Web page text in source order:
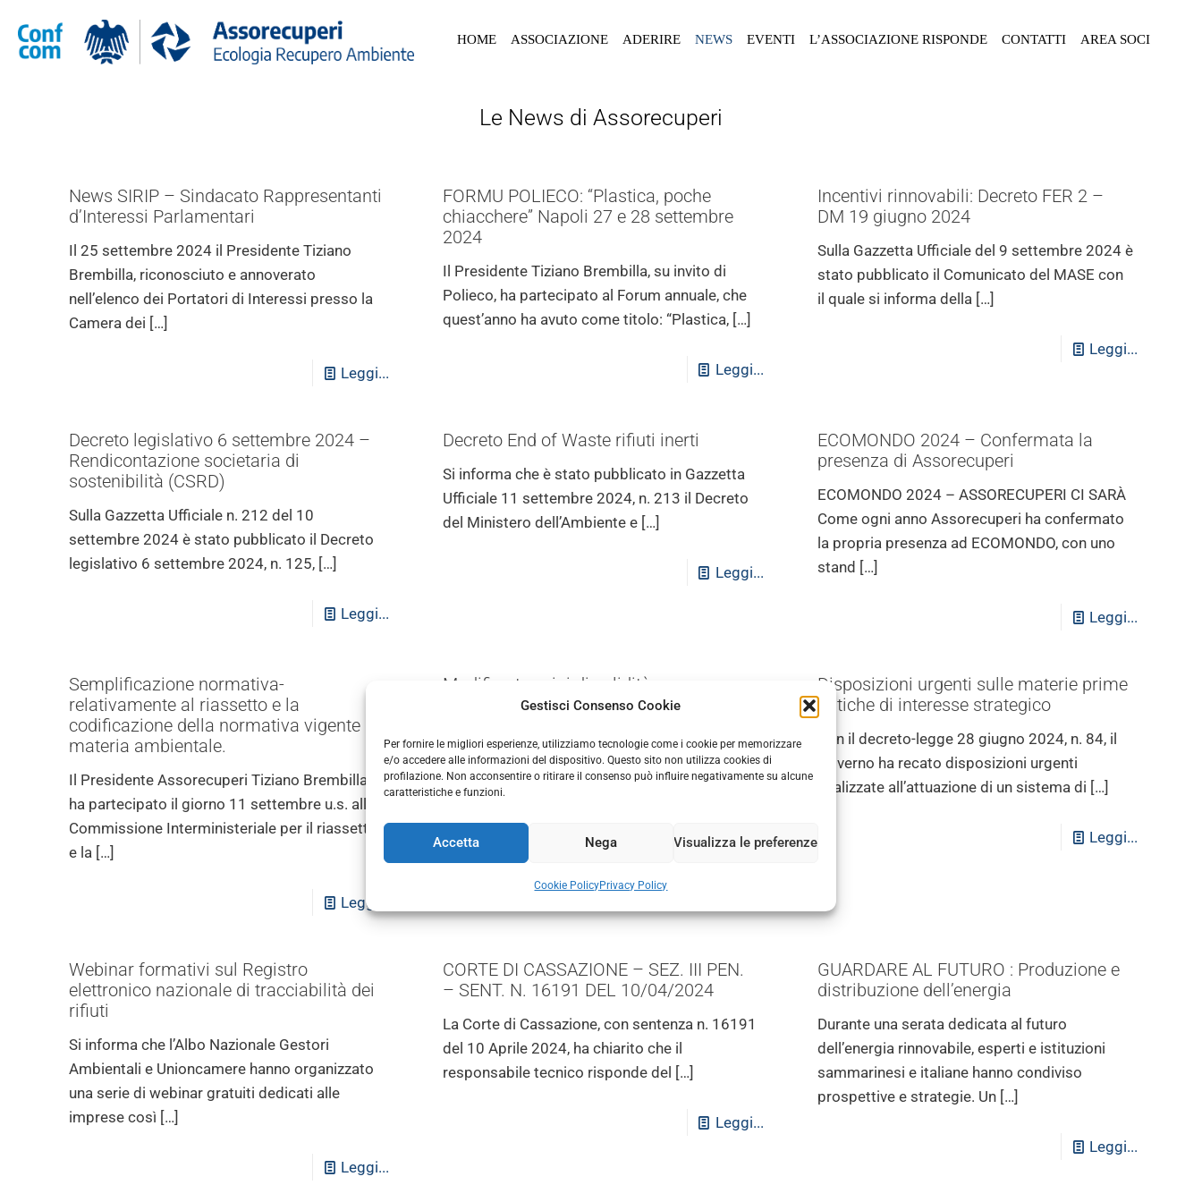
Gestisci Consenso Cookie
Per fornire le migliori esperienze, utilizziamo tecnologie come i cookie per memorizzare
e/o accedere alle informazioni del dispositivo. Questo sito non utilizza cookies di
profilazione. Non acconsentire o ritirare il consenso può influire negativamente su alcune
caratteristiche e funzioni.
Accetta Nega Visualizza le preferenze
Cookie PolicyPrivacy Policy
HOME ASSOCIAZIONE ADERIRE NEWS EVENTI L’ASSOCIAZIONE RISPONDE CONTATTI AREA SOCI
Le News di Assorecuperi
News SIRIP – Sindacato Rappresentanti
d’Interessi Parlamentari
Il 25 settembre 2024 il Presidente Tiziano
Brembilla, riconosciuto e annoverato
nell’elenco dei Portatori di Interessi presso la
Camera dei […]
Leggi...
FORMU POLIECO: “Plastica, poche
chiacchere” Napoli 27 e 28 settembre
2024
Il Presidente Tiziano Brembilla, su invito di
Polieco, ha partecipato al Forum annuale, che
quest’anno ha avuto come titolo: “Plastica, […]
Leggi...
Incentivi rinnovabili: Decreto FER 2 –
DM 19 giugno 2024
Sulla Gazzetta Ufficiale del 9 settembre 2024 è
stato pubblicato il Comunicato del MASE con
il quale si informa della[…]
Leggi...
Decreto legislativo 6 settembre 2024 –
Rendicontazione societaria di
sostenibilità (CSRD)
Sulla Gazzetta Ufficiale n. 212 del 10
settembre 2024 è stato pubblicato il Decreto
legislativo 6 settembre 2024, n. 125,[…]
Leggi...
Decreto End of Waste rifiuti inerti
Si informa che è stato pubblicato in Gazzetta
Ufficiale 11 settembre 2024, n. 213 il Decreto
del Ministero dell’Ambiente e […]
Leggi...
ECOMONDO 2024 – Confermata la
presenza di Assorecuperi
ECOMONDO 2024 – ASSORECUPERI CI SARÀ
Come ogni anno Assorecuperi ha confermato
la propria presenza ad ECOMONDO, con uno
stand […]
Leggi...
Semplificazione normativa-
relativamente al riassetto e la
codificazione della normativa vigente in
materia ambientale.
Il Presidente Assorecuperi Tiziano Brembilla
ha partecipato il giorno 11 settembre u.s. alla
Commissione Interministeriale per il riassetto
e la[…]
Leggi...
Modifica termini di validità
dell’accettazione della dichiarazione
le variazioni della dotazione dei veicoli
Informiamo che, l’Albo Nazionale Gestori
giugno 2024 – in allegato –
Disposizioni urgenti sulle materie prime
critiche di interesse strategico
Con il decreto-legge 28 giugno 2024, n. 84, il
Governo ha recato disposizioni urgenti
finalizzate all’attuazione di un sistema di […]
Leggi...
Webinar formativi sul Registro
elettronico nazionale di tracciabilità dei
rifiuti
Si informa che l’Albo Nazionale Gestori
Ambientali e Unioncamere hanno organizzato
una serie di webinar gratuiti dedicati alle
imprese così […]
Leggi...
CORTE DI CASSAZIONE – SEZ. III PEN.
– SENT. N. 16191 DEL 10/04/2024
La Corte di Cassazione, con sentenza n. 16191
del 10 Aprile 2024, ha chiarito che il
responsabile tecnico risponde del […]
Leggi...
GUARDARE AL FUTURO : Produzione e
distribuzione dell’energia
Durante una serata dedicata al futuro
dell’energia rinnovabile, esperti e istituzioni
sammarinesi e italiane hanno condiviso
prospettive e strategie. Un[…]
Leggi...